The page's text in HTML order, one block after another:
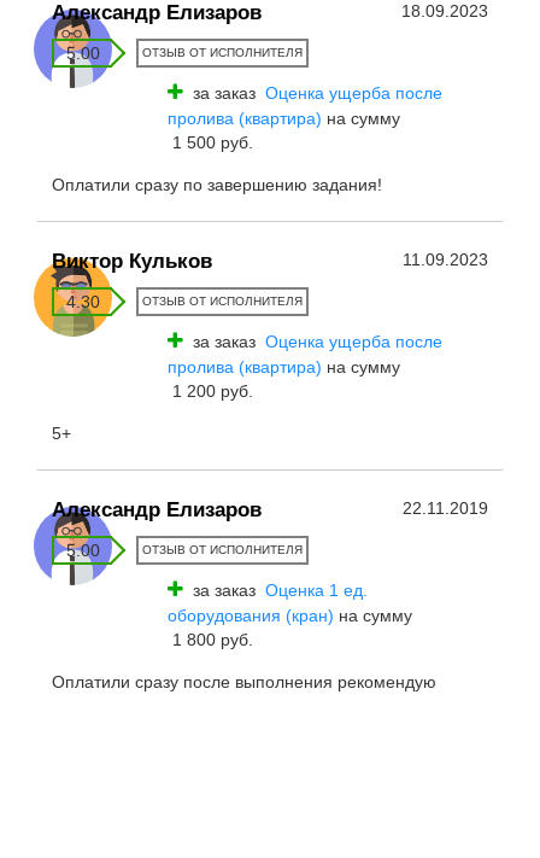
Александр Елизаров 18.09.2023
5.00 ОТЗЫВ ОТ ИСПОЛНИТЕЛЯ
за заказ Оценка ущерба после
пролива (квартира) на сумму
1 500 руб.
Оплатили сразу по завершению задания!
Виктор Кульков 11.09.2023
4.30 ОТЗЫВ ОТ ИСПОЛНИТЕЛЯ
за заказ Оценка ущерба после
пролива (квартира) на сумму
1 200 руб.
5+
Александр Елизаров 22.11.2019
5.00 ОТЗЫВ ОТ ИСПОЛНИТЕЛЯ
за заказ Оценка 1 ед.
оборудования (кран) на сумму
1 800 руб.
Оплатили сразу после выполнения рекомендую